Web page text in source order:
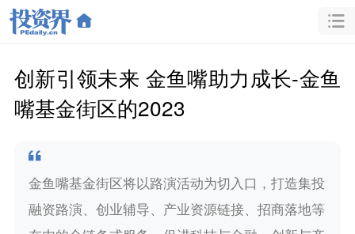
创新引领未来 金鱼嘴助力成长-金鱼
嘴基金街区的2023
金鱼嘴基金街区将以路演活动为切入口，打造集投
融资路演、创业辅导、产业资源链接、招商落地等